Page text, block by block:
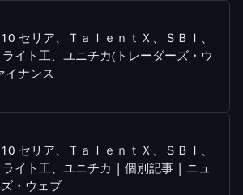
セリア、ＴａｌｅｎｔＸ、ＳＢＩ、
イト工、ユニチカ(トレーダーズ・ウ
イナンス
セリア、ＴａｌｅｎｔＸ、ＳＢＩ、
ライト工、ユニチカ | 個別記事 | ニュ
・ウェブ